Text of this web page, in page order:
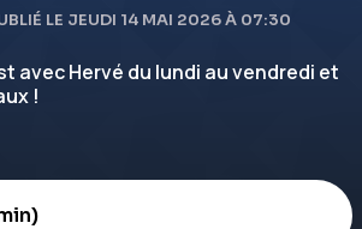
LE JEUDI 14 MAI 2026 À 07:30
avec Hervé du lundi au vendredi et
!